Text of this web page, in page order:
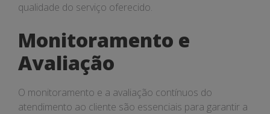
qualidade do serviço oferecido.
Monitoramento e
Avaliação
O monitoramento e a avaliação contínuos do
atendimento ao cliente são essenciais para garantir a